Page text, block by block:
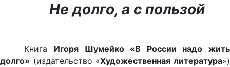
Не долго, а с пользой
Книга Игоря Шумейко «В России надо жить
долго» (издательство «Художественная литература»)